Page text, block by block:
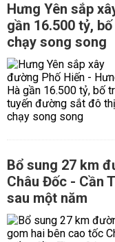
Hưng Yên sắp
gần 16.500 tỷ,
chạy song song
Bổ sung 27 km
Châu Đốc - Cần
sau một năm